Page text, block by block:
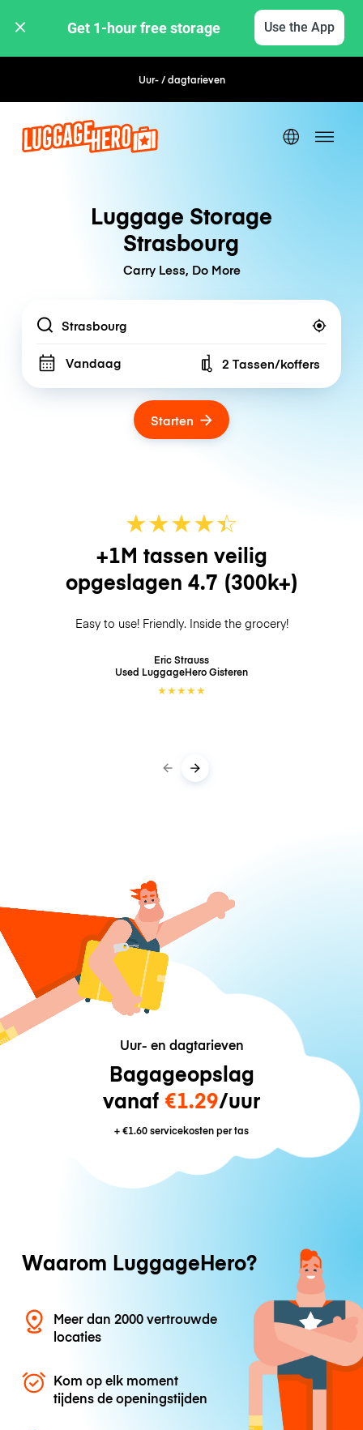
Get 1-hour free storage Use the App
Uur- / dagtarieven Flexibel boeken
Luggage Storage
Strasbourg
Carry Less, Do More
Location
Vandaag Number of bags
2 Tassen/koffers
Starten
★★★★☆
★
+1M tassen veilig
opgeslagen 4.7 (300k+)
Easy to use! Friendly. Inside the grocery!
Eric Strauss
Used LuggageHeroGisteren
★★★★★
Uur- en dagtarieven
Bagageopslag
vanaf €1.29/uur
+€1.60servicekosten per tas
Waarom LuggageHero?
Meer dan 2000 vertrouwde
locaties
Kom op elk moment
tijdens de openingstijden